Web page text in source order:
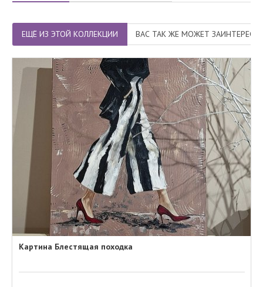
ЕЩЁ ИЗ ЭТОЙ КОЛЛЕКЦИИ ВАС ТАК ЖЕ МОЖЕТ
Картина Блестящая походка